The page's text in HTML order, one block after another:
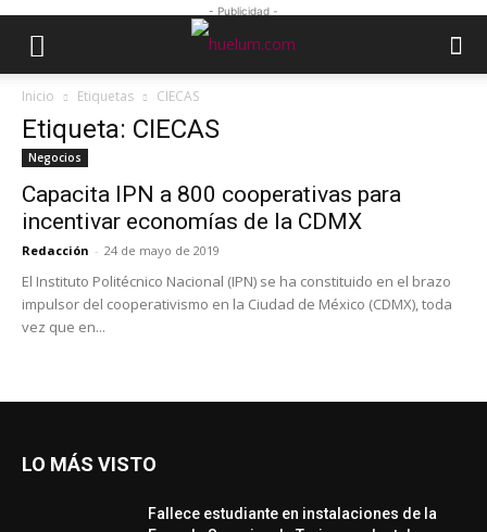
- Publicidad -
Inicio Etiquetas CIECAS
Etiqueta: CIECAS
Negocios
Capacita IPN a 800 cooperativas para
incentivar economías de la CDMX
Redacción - 24 de mayo de 2019
El Instituto Politécnico Nacional (IPN) se ha constituido en el brazo
impulsor del cooperativismo en la Ciudad de México (CDMX), toda
vez que en...
LO MÁS VISTO
Fallece estudiante en instalaciones de la